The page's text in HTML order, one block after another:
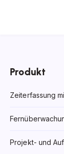
Produkt
Zeiterfassung
Projekt- und